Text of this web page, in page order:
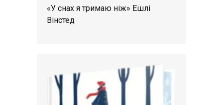
«У снах я тримаю ніж» Ешлі
Вінстед